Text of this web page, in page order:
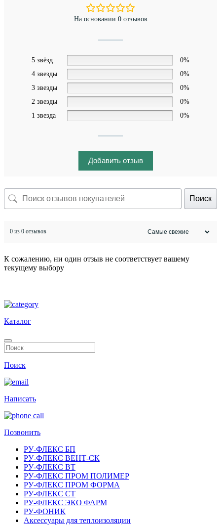
На основании 0 отзывов
5 звёзд
0%
4 звезды
0%
3 звезды
0%
2 звезды
0%
1 звезда
0%
Добавить отзыв
Поиск
0 из 0 отзывов
К сожалению, ни один отзыв не соответствует вашему
текущему выбору
Каталог
Поиск
Написать
Позвонить
РУ-ФЛЕКС БП
РУ-ФЛЕКС ВЕНТ-СК
РУ-ФЛЕКС ВТ
РУ-ФЛЕКС ПРОМ ПОЛИМЕР
РУ-ФЛЕКС ПРОМ ФОРМА
РУ-ФЛЕКС СТ
РУ-ФЛЕКС ЭКО ФАРМ
РУ-ФОНИК
Аксессуары для теплоизоляции